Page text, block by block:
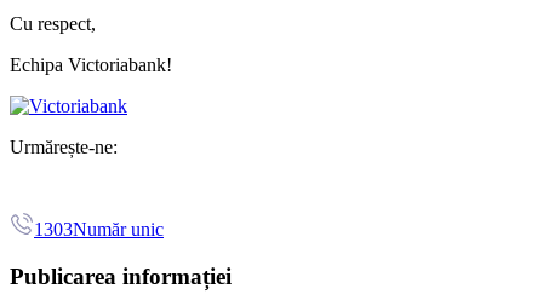
Cu respect,
Echipa Victoriabank!
Urmărește-ne:
1303Număr unic
Publicarea informației